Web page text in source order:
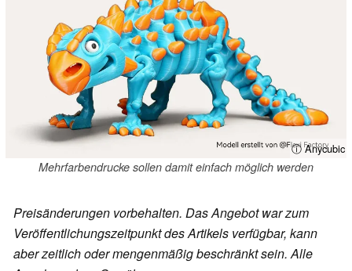
ⓘ Anycubic
Mehrfarbendrucke sollen damit einfach möglich werden
Preisänderungen vorbehalten. Das Angebot war zum
Veröffentlichungszeitpunkt des Artikels verfügbar, kann
aber zeitlich oder mengenmäßig beschränkt sein. Alle